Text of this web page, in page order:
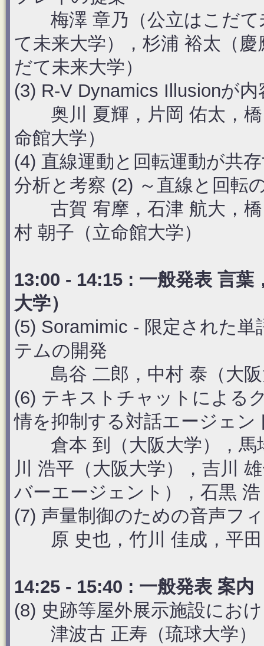
梅澤 章乃（公立はこだて
て未来大学），杉浦 裕太（
だて未来大学）
(3) R-V Dynamics Illusionが
奥川 夏輝，片岡 佑太，橋
命館大学）
(4) 直線運動と回転運動が共
分析と考察 (2) ～直線と回転
古賀 宥摩，石津 航大，橋
村 朝子（立命館大学）
13:00 - 14:15 : 一般発表 言
大学）
(5) Soramimic - 限定された
テムの開発
島谷 二郎，中村 泰（大阪
(6) テキストチャットによる
情を抑制する対話エージェン
倉本 到（大阪大学），馬
川 浩平（大阪大学），吉川
バーエージェント），石黒
(7) 声量制御のための音声フ
原 史也，竹川 佳成，平田
14:25 - 15:40 : 一般発表 案
(8) 史跡等屋外展示施設にお
津波古 正寿（琉球大学）